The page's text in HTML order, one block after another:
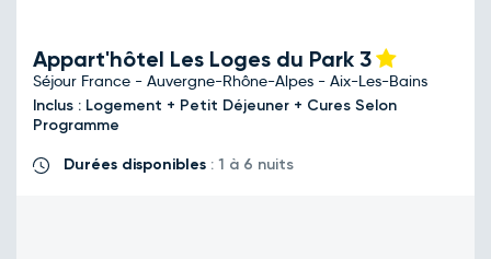
Appart'hôtel Les Loges du Park 3
Séjour France - Auvergne-Rhône-Alpes - Aix-Les-Bains
Inclus : Logement + Petit Déjeuner + Cures Selon
Programme
Durées disponibles : 1 à 6 nuits